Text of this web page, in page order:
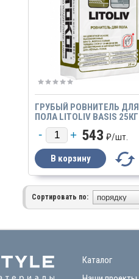
ГРУБЫЙ РОВНИТЕЛЬ ДЛЯ
ПОЛА LITOLIV BASIS 25КГ
543 ₽/шт.
Сортировать по:
Каталог